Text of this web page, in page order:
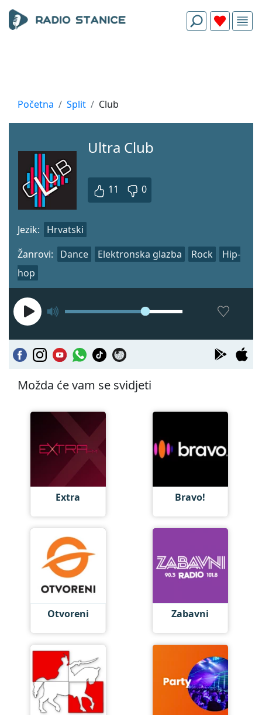
Početna Split Club
Ultra Club
11 0
Žanrovi: Dance Elektronska glazba Rock
Hip-
hop
Jezik: Hrvatski
Možda će vam se svidjeti
Extra Bravo!
Otvoreni Zabavni